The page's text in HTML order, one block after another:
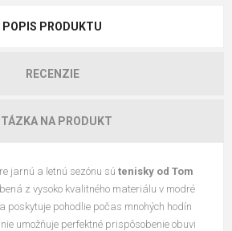
POPIS PRODUKTU
RECENZIE
NA PRODUKT
jarnú a letnú sezónu sú tenisky od Tom
z vysoko kvalitného materiálu v modré
poskytuje pohodlie počas mnohých hodín
umožňuje perfektné prispôsobenie obuvi